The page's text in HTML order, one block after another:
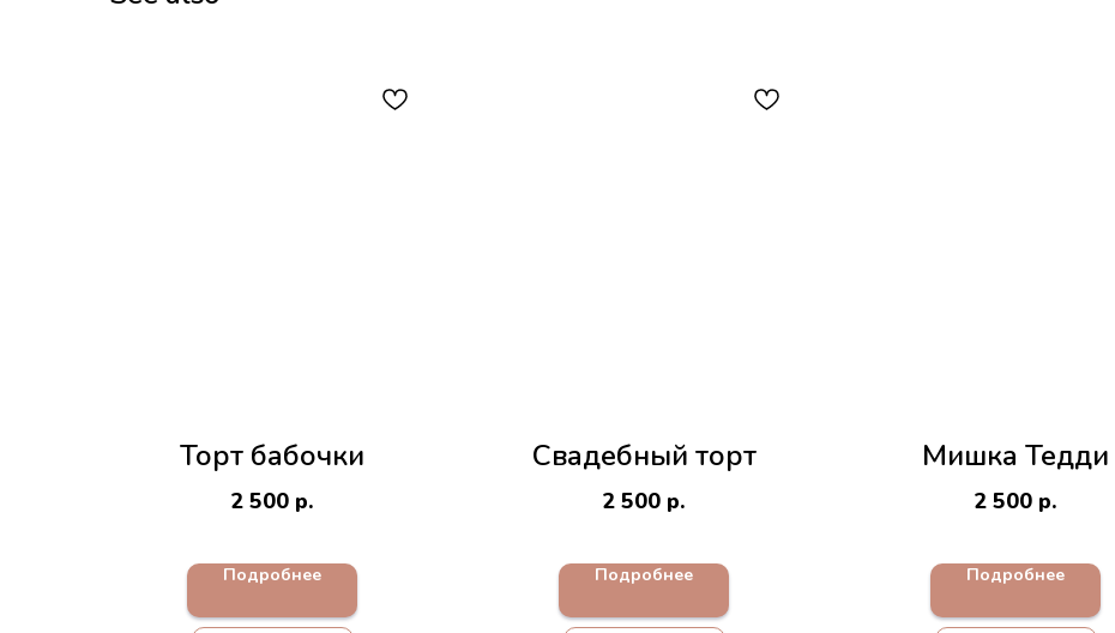
Торт бабочки
2 500 р.
Подробнее
Свадебный торт
2 500 р.
Подробнее
Мишка Тедди
2 500 р.
Подробнее